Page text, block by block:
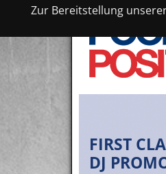
Zur Bereitstellung
FIRST
DJ